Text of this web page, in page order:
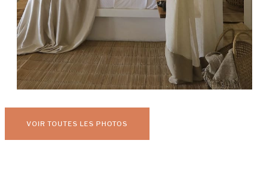
VOIR TOUTES LES PHOTOS